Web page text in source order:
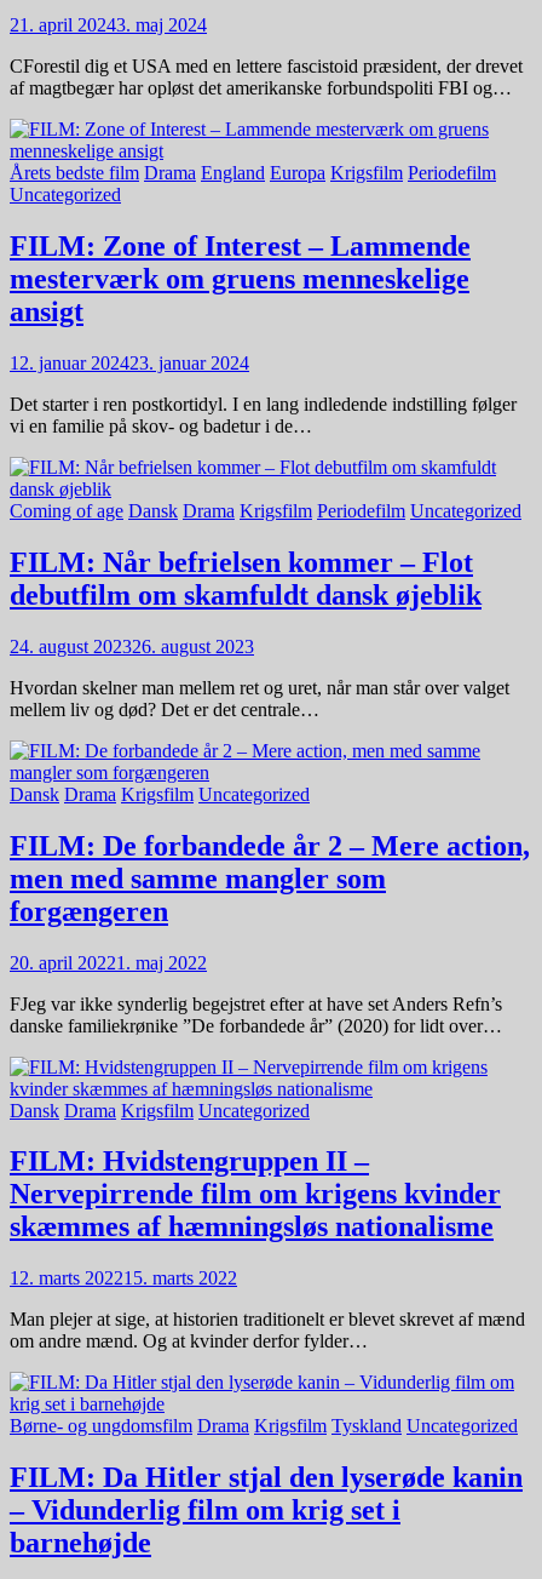
21. april 20243. maj 2024
CForestil dig et USA med en lettere fascistoid præsident, der drevet
af magtbegær har opløst det amerikanske forbundspoliti FBI og…
Årets bedste film Drama England Europa Krigsfilm Periodefilm
Uncategorized
FILM: Zone of Interest – Lammende
mesterværk om gruens menneskelige
ansigt
12. januar 202423. januar 2024
Det starter i ren postkortidyl. I en lang indledende indstilling følger
vi en familie på skov- og badetur i de…
Coming of age Dansk Drama Krigsfilm Periodefilm Uncategorized
FILM: Når befrielsen kommer – Flot
debutfilm om skamfuldt dansk øjeblik
24. august 202326. august 2023
Hvordan skelner man mellem ret og uret, når man står over valget
mellem liv og død? Det er det centrale…
Dansk Drama Krigsfilm Uncategorized
FILM: De forbandede år 2 – Mere action,
men med samme mangler som
forgængeren
20. april 20221. maj 2022
FJeg var ikke synderlig begejstret efter at have set Anders Refn’s
danske familiekrønike ”De forbandede år” (2020) for lidt over…
Dansk Drama Krigsfilm Uncategorized
FILM: Hvidstengruppen II –
Nervepirrende film om krigens kvinder
skæmmes af hæmningsløs nationalisme
12. marts 202215. marts 2022
Man plejer at sige, at historien traditionelt er blevet skrevet af mænd
om andre mænd. Og at kvinder derfor fylder…
Børne- og ungdomsfilm Drama Krigsfilm Tyskland Uncategorized
FILM: Da Hitler stjal den lyserøde kanin
– Vidunderlig film om krig set i
barnehøjde